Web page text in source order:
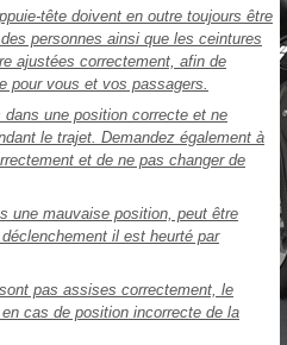
tête doivent en outre toujours être
personnes ainsi que les ceintures
ajustées correctement, afin de
pour vous et vos passagers.
une position correcte et ne
le trajet. Demandez également à
et de ne pas changer de
une mauvaise position, peut être
il est heurté par
pas assises correctement, le
cas de position incorrecte de la